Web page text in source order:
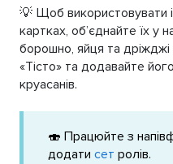
💡 Щоб використовувати
картках, об’єднайте їх у
борошно, яйця та дріжджі
«Тісто» та додавайте
круасанів.
🍣 Працюйте з
додати сет ролів.